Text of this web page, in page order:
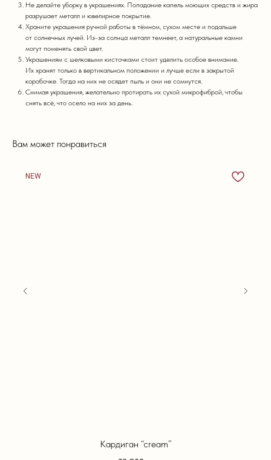
Не делайте уборку в украшениях. Попадание капель моющих средств и жира
разрушает металл и ювелирное покрытие.
Храните украшения ручной работы в тёмном, сухом месте и подальше
от солнечных лучей. Из-за солнца металл темнеет, а натуральные камни
могут поменять свой цвет.
Украшениям с шелковыми кисточками стоит уделить особое внимание.
Их хранят только в вертикальном положении и лучше если в закрытой
коробочке. Тогда на них не осядет пыль и они не сомнутся.
Снимая украшения, желательно протирать их сухой микрофиброй, чтобы
снять всё, что осело на них за день.
Вам может понравиться
NEW
Кардиган “cream”